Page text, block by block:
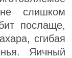
слишком
послаще,
сгибая
Яичный